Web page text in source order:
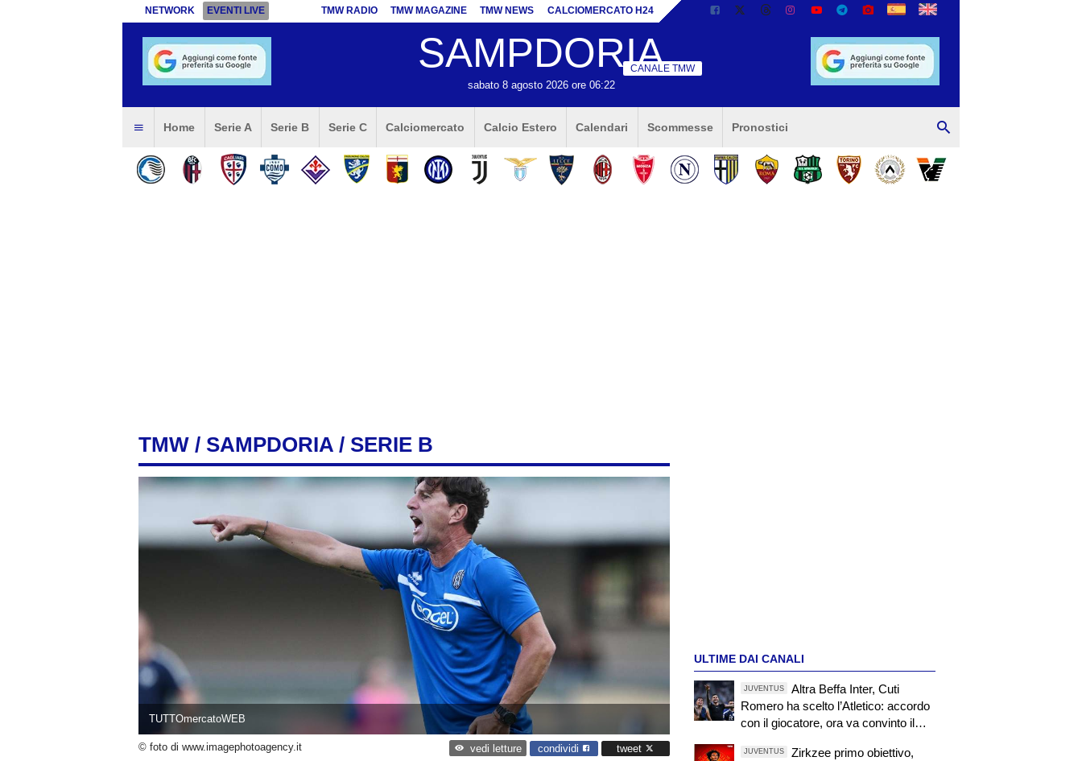
NETWORK EVENTI LIVE TMW RADIO TMW MAGAZINE TMW NEWS CALCIOMERCATO H24
SAMPDORIA
sabato 8 agosto 2026 ore 06:22
CANALE TMW
Home Serie A Serie B Serie C Calciomercato Calcio Estero Calendari Scommesse Pronostici
TMW / SAMPDORIA / SERIE B
TUTTOmercatoWEB
© foto di www.imagephotoagency.it vedi letture condividi tweet
ULTIME DAI CANALI
JUVENTUS
Altra Beffa Inter, Cuti
Romero ha scelto l’Atletico: accordo
con il giocatore, ora va convinto il
JUVENTUS
Zirkzee primo obiettivo,